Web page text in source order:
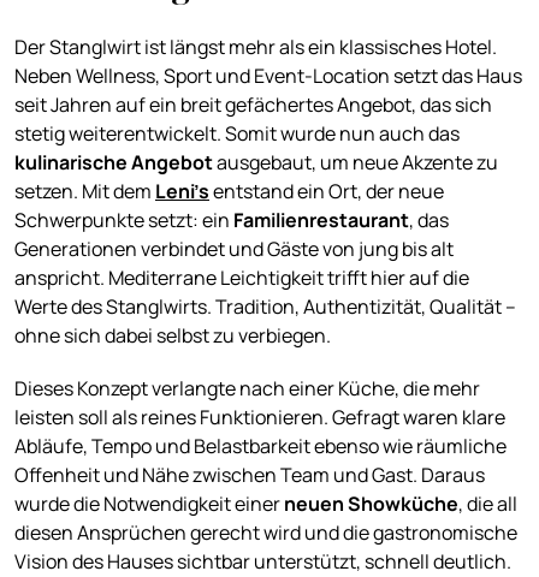
Der Stanglwirt ist längst mehr als ein klassisches Hotel.
Neben Wellness, Sport und Event-Location setzt das Haus
seit Jahren auf ein breit gefächertes Angebot, das sich
stetig weiterentwickelt. Somit wurde nun auch das
kulinarische Angebotausgebaut, um neue Akzente zu
setzen. Mit dem Leni’sentstand ein Ort, der neue
Schwerpunkte setzt: ein Familienrestaurant, das
Generationen verbindet und Gäste von jung bis alt
anspricht. Mediterrane Leichtigkeit trifft hier auf die
Werte des Stanglwirts. Tradition, Authentizität, Qualität –
ohne sich dabei selbst zu verbiegen.
Dieses Konzept verlangte nach einer Küche, die mehr
leisten soll als reines Funktionieren. Gefragt waren klare
Abläufe, Tempo und Belastbarkeit ebenso wie räumliche
Offenheit und Nähe zwischen Team und Gast. Daraus
wurde die Notwendigkeit einerneuen Showküche, die all
diesen Ansprüchen gerecht wird und die gastronomische
Vision des Hauses sichtbar unterstützt, schnell deutlich.